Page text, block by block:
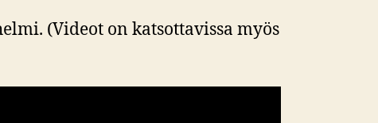
(Videot on katsottavissa myös